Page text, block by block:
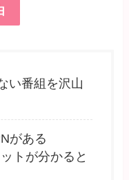
い番組を沢山
がある
トが分かると